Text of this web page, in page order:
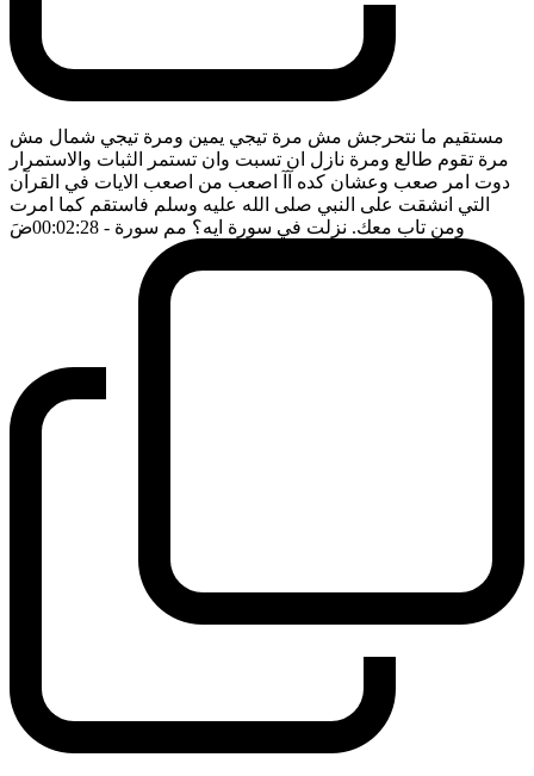
مستقيم ما نتحرجش مش مرة تيجي يمين ومرة تيجي شمال مش
مرة تقوم طالع ومرة نازل ان تسبت وان تستمر الثبات والاستمرار
دوت امر صعب وعشان كده آآ اصعب من اصعب الايات في القرآن
التي انشقت على النبي صلى الله عليه وسلم فاستقم كما امرت
ومن تاب معك. نزلت في سورة ايه؟ مم سورة - 00:02:28 ضَ